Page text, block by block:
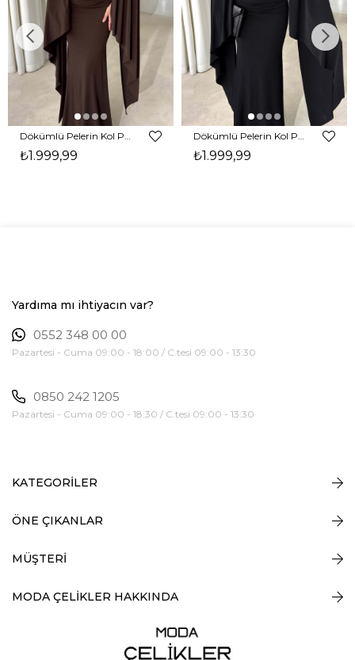
₺1.999,99 ₺1.999,99
Yardıma mı ihtiyacın var?
0552 348 00 00
Pazartesi - Cuma 09:00 - 18:00 / C.tesi 09:00 - 13:30
0850 242 1205
Pazartesi - Cuma 09:00 - 18:30 / C.tesi 09:00 - 13:30
KATEGORİLER
ÖNE ÇIKANLAR
MÜŞTERİ
MODA ÇELİKLER HAKKINDA